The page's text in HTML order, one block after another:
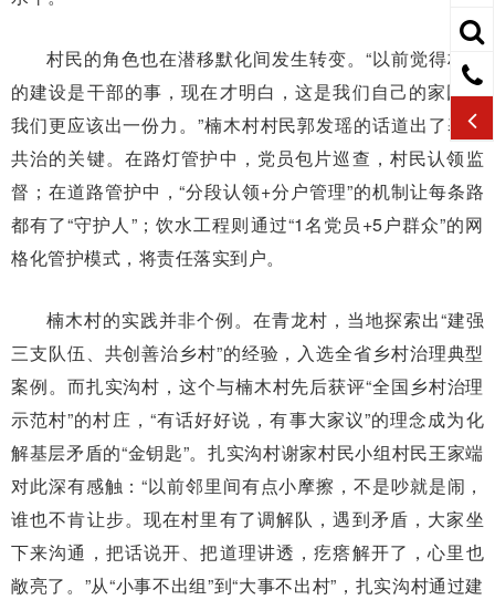
村民的角色也在潜移默化间发生转变。“以前觉得村里
的建设是干部的事，现在才明白，这是我们自己的家园，
我们更应该出一份力。”楠木村村民郭发瑶的话道出了基层
共治的关键。在路灯管护中，党员包片巡查，村民认领监
督；在道路管护中，“分段认领+分户管理”的机制让每条路
都有了“守护人”；饮水工程则通过“1名党员+5户群众”的网
格化管护模式，将责任落实到户。
楠木村的实践并非个例。在青龙村，当地探索出“建强
三支队伍、共创善治乡村”的经验，入选全省乡村治理典型
案例。而扎实沟村，这个与楠木村先后获评“全国乡村治理
示范村”的村庄，“有话好好说，有事大家议”的理念成为化
解基层矛盾的“金钥匙”。扎实沟村谢家村民小组村民王家端
对此深有感触：“以前邻里间有点小摩擦，不是吵就是闹，
谁也不肯让步。现在村里有了调解队，遇到矛盾，大家坐
下来沟通，把话说开、把道理讲透，疙瘩解开了，心里也
敞亮了。”从“小事不出组”到“大事不出村”，扎实沟村通过建